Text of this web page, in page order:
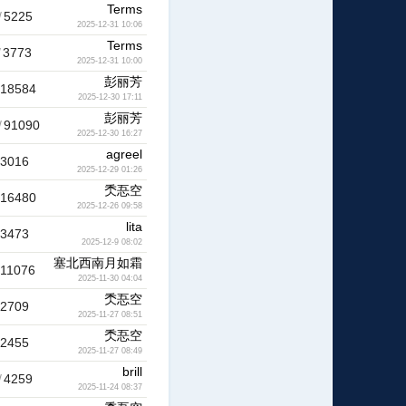
5225 Terms
2025-12-31 10:06
3773 Terms
2025-12-31 10:00
18584 彭丽芳
2025-12-30 17:11
91090 彭丽芳
2025-12-30 16:27
3016 agreel
2025-12-29 01:26
16480 秂忢空
2025-12-26 09:58
3473 lita
2025-12-9 08:02
11076 塞北西南月如霜
2025-11-30 04:04
2709 秂忢空
2025-11-27 08:51
2455 秂忢空
2025-11-27 08:49
4259 brill
2025-11-24 08:37